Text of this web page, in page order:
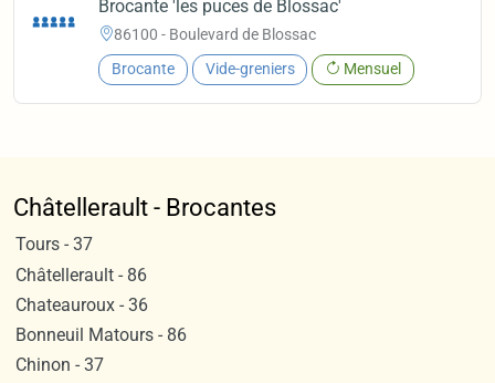
Brocante 'les puces de Blossac'
86100 - Boulevard de Blossac
Brocante Vide-greniers Mensuel
Châtellerault - Brocantes
Tours - 37
Châtellerault - 86
Chateauroux - 36
Bonneuil Matours - 86
Chinon - 37